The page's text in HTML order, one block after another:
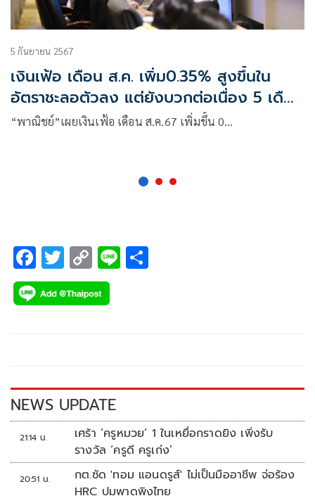
5 กันยายน 2567
เงินเฟ้อ เดือน ส.ค. เพิ่ม0.35% สูงขึ้นใน
อัตราชะลอตัวลง แต่ยังบวกต่อเนื่อง 5 เดือน
ติด
“พาณิชย์”เผยเงินเฟ้อ เดือน ส.ค.67 เพิ่มขึ้น 0…
F
ac
e
k
T
wi
tt
C
o
p
k
Li
NEWS UPDATE
21:14 น.
เศร้า ‘ครูหมวย’ 1 ในเหยื่อกราดยิง เพิ่งรับ
รางวัล ‘ครูดี ครูเก่ง’
20:51 น.
กต.ซัด 'ทอม แอนดรูส์' ไม่เป็นมืออาชีพ จ่อร้อง
HRC ปมพาดพิงไทย